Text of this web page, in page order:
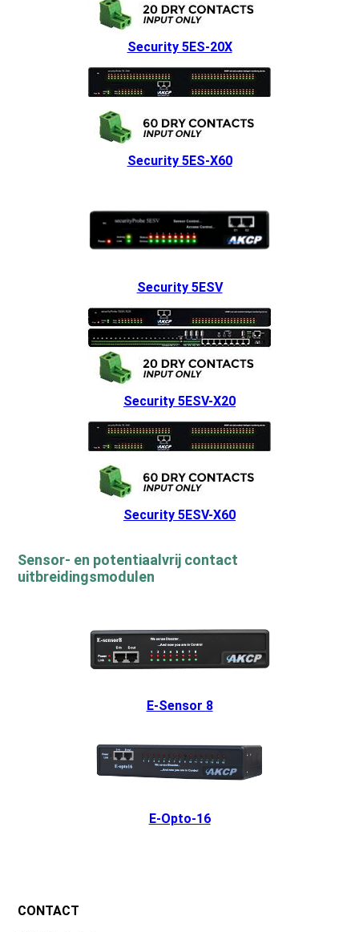
Security 5ES-20X
Security 5ES-X60
Security 5ESV
Security 5ESV-X20
Security 5ESV-X60
Sensor- en potentiaalvrij contact
uitbreidingsmodulen
E-Sensor 8
E-Opto-16
CONTACT